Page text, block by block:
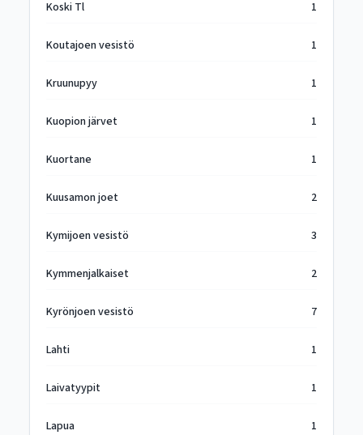
Koski Tl 1
Koutajoen vesistö 1
Kruunupyy 1
Kuopion järvet 1
Kuortane 1
Kuusamon joet 2
Kymijoen vesistö 3
Kymmenjalkaiset 2
Kyrönjoen vesistö 7
Lahti 1
Laivatyypit 1
Lapua 1